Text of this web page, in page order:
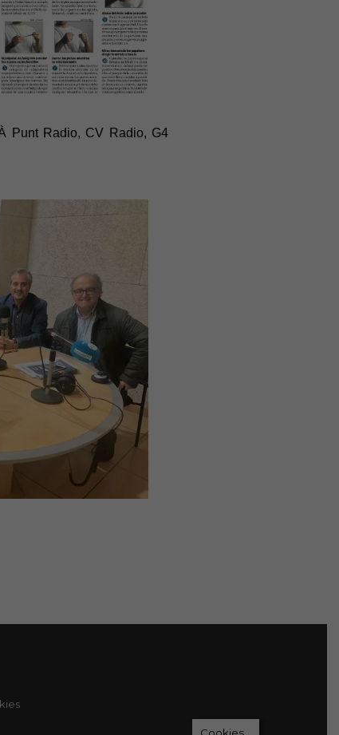
Punt Radio, CV Radio, G4